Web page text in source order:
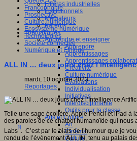
Filières industrielles
Institutionnels
Médiateurs
Parents
Thématiques
Apprendre et enseigner
Apprendre
Apprentissages
Apprentissages
Créativité
Culture numérique
Evaluations
Individualisation
Initiatives
Interdisciplinarité
Outils pour la classe
Arts et Culture
Art
Cinéma
Culture
Francophonie
Prospective
Culture numérique
Ecosystème numérique
Technologies
Société connectée
Numérique et Ethique
ALL IN … deux jours chez
mardi, 10 octobre 2023
Reportages
Telle une sage écolière, Apple Pencil et iPad à
des paroles de ce chatbot humanoïde qui nous
Labs
[i]
. C’est par le biais de l’humour que je
rendu de l’évènementALLIN, tenu au palais